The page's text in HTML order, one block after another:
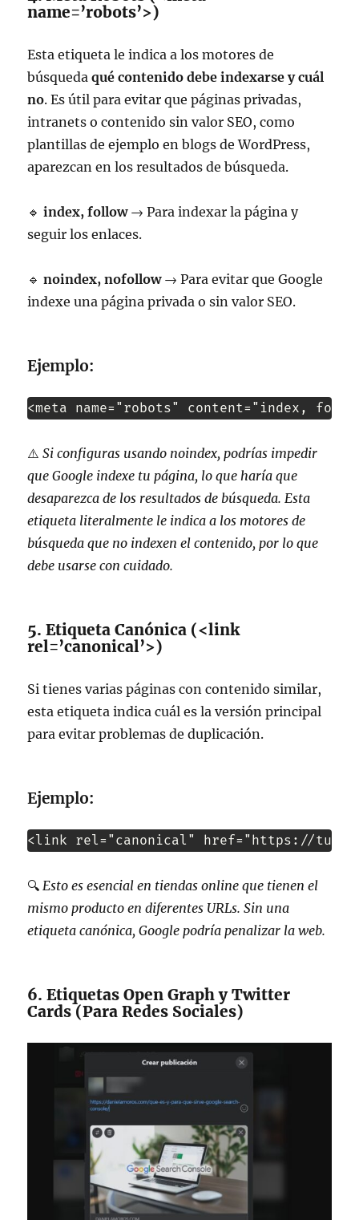
name=’robots’>)
Esta etiqueta le indica a los motores de
búsquedaqué contenido debe indexarse y cuál
no. Es útil para evitar que páginas privadas,
intranets o contenido sin valor SEO, como
plantillas de ejemplo en blogs de WordPress,
aparezcan en los resultados de búsqueda.
🔹index, follow→ Para indexar la página y
seguir los enlaces.
🔹noindex, nofollow→ Para evitar que Google
indexe una página privada o sin valor SEO.
Ejemplo:
<meta name="robots" content="index,
⚠️Si configuras usando noindex, podrías impedir
que Google indexe tu página, lo que haría que
desaparezca de los resultados de búsqueda. Esta
etiqueta literalmente le indica a los motores de
búsqueda que no indexen el contenido, por lo que
debe usarse con cuidado.
5. Etiqueta Canónica (<link
rel=’canonical’>)
Si tienes varias páginas con contenido similar,
esta etiqueta indica cuál es la versión principal
para evitar problemas de duplicación.
Ejemplo:
<link rel="canonical" href="https://
🔍Esto es esencial en tiendas online que tienen el
mismo producto en diferentes URLs. Sin una
etiqueta canónica, Google podría penalizar la web.
6. Etiquetas Open Graph y Twitter
Cards (Para Redes Sociales)